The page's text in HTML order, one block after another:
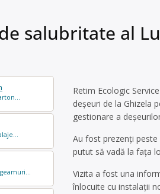
salubritate al
Retim Ecologic
deșeuri de la Ghizela
gestionare a
Au fost prezenți
putut să vadă la fața
Vizita a fost una
înlocuite cu instalații